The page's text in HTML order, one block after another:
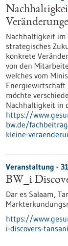
Nachhaltigkeit im
strategisches
konkrete
von den
welches vom
möchte
Nachhaltigkeit in
https://
bw.de/
kleine-
Veranstaltung -
BW_i
Dar es Salaam,
https://
i-discovers-